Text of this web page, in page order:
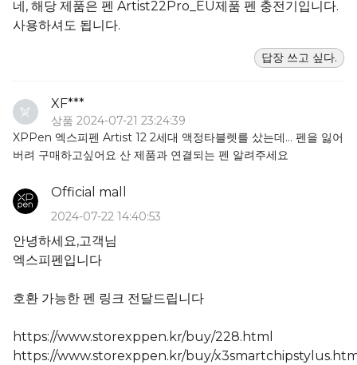
네, 해당 제품은 펜 Artist22Pro_EU제품 펜 충전기입니다.
사용하셔도 됩니다.
답장 쓰고 싶다.
XF***
상품 2024-07-21 23:24:39
XPPen 엑스피펜 Artist 12 2세대 액정타블렛를 샀는데... 펜을 잃어
버려 구매하고싶어요 산 제품과 연결되는 펜 알려주세요
Official mall
2024-07-22 14:40:53
안녕하세요,고객님
엑스피펜입니다
호환 가능한 펜 링크 전달드립니다
https://www.storexppen.kr/buy/228.html
https://www.storexppen.kr/buy/